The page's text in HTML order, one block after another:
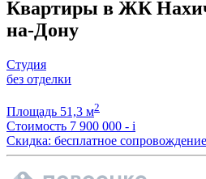
Квартиры в ЖК
на-Дону
Студия
без отделки
Площадь 51,3 м2
Стоимость 7 900 000 - i
Скидка: бесплатное сопровождение